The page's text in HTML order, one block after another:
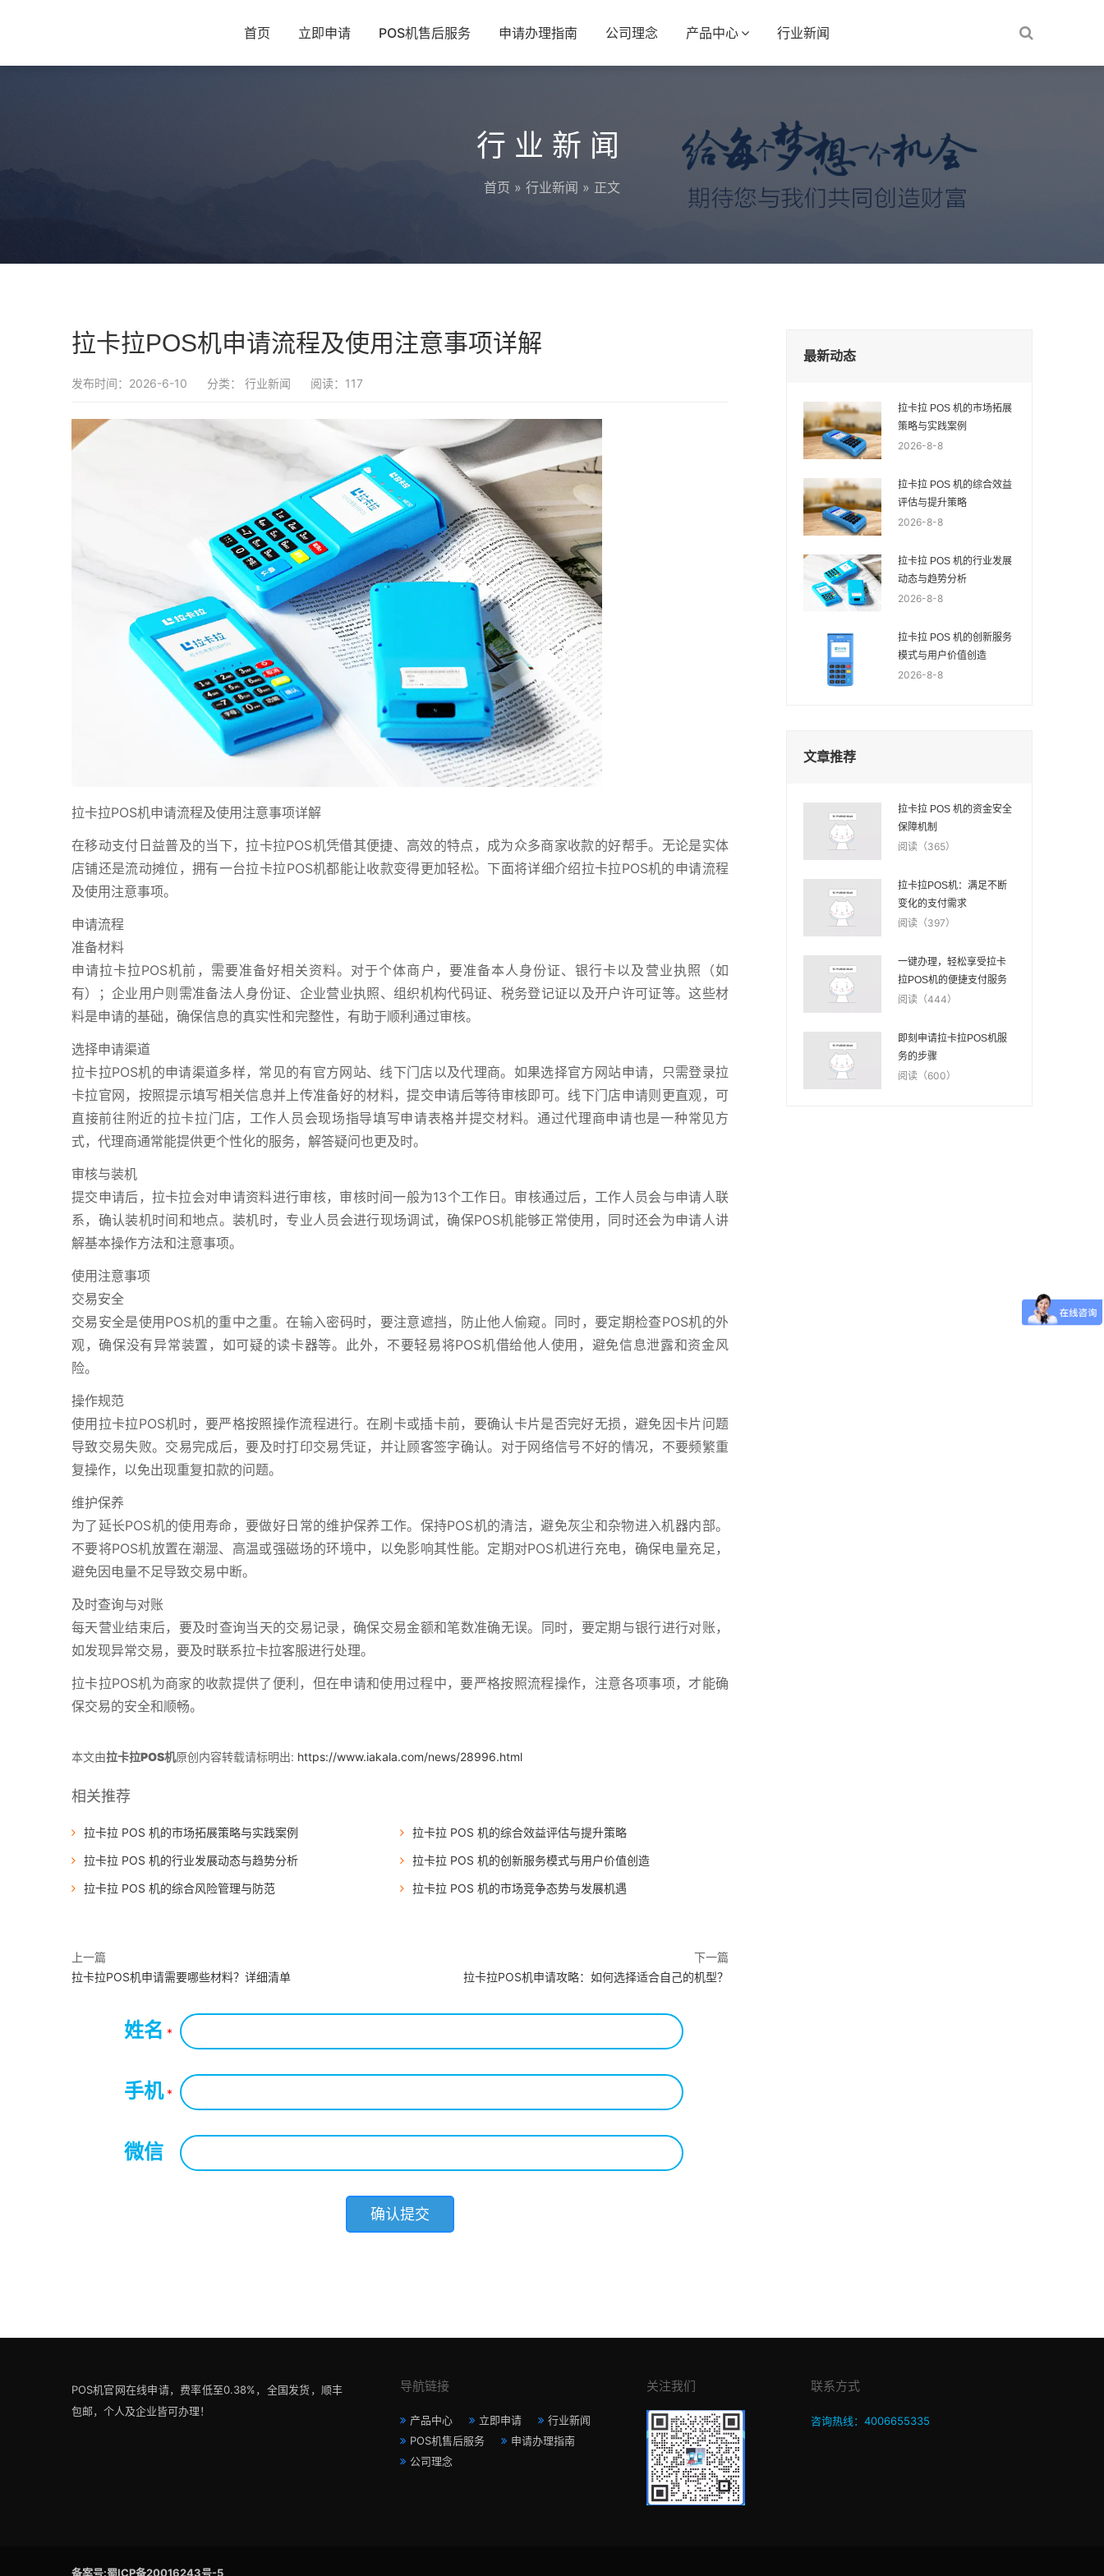
首页 立即申请 POS机售后服务 申请办理指南 公司理念 产品中心 行业新闻
行业新闻
首页 » 行业新闻 » 正文
拉卡拉POS机申请流程及使用注意事项详解
发布时间：2026-6-10 分类： 行业新闻 阅读：117
拉卡拉POS机申请流程及使用注意事项详解
在移动支付日益普及的当下，拉卡拉POS机凭借其便捷、高效的特点，成为众多商家收款的好帮手。无论是实体
店铺还是流动摊位，拥有一台拉卡拉POS机都能让收款变得更加轻松。下面将详细介绍拉卡拉POS机的申请流程
及使用注意事项。
申请流程
准备材料
申请拉卡拉POS机前，需要准备好相关资料。对于个体商户，要准备本人身份证、银行卡以及营业执照（如
有）；企业用户则需准备法人身份证、企业营业执照、组织机构代码证、税务登记证以及开户许可证等。这些材
料是申请的基础，确保信息的真实性和完整性，有助于顺利通过审核。
选择申请渠道
拉卡拉POS机的申请渠道多样，常见的有官方网站、线下门店以及代理商。如果选择官方网站申请，只需登录拉
卡拉官网，按照提示填写相关信息并上传准备好的材料，提交申请后等待审核即可。线下门店申请则更直观，可
直接前往附近的拉卡拉门店，工作人员会现场指导填写申请表格并提交材料。通过代理商申请也是一种常见方
式，代理商通常能提供更个性化的服务，解答疑问也更及时。
审核与装机
提交申请后，拉卡拉会对申请资料进行审核，审核时间一般为13个工作日。审核通过后，工作人员会与申请人联
系，确认装机时间和地点。装机时，专业人员会进行现场调试，确保POS机能够正常使用，同时还会为申请人讲
解基本操作方法和注意事项。
使用注意事项
交易安全
交易安全是使用POS机的重中之重。在输入密码时，要注意遮挡，防止他人偷窥。同时，要定期检查POS机的外
观，确保没有异常装置，如可疑的读卡器等。此外，不要轻易将POS机借给他人使用，避免信息泄露和资金风
险。
操作规范
使用拉卡拉POS机时，要严格按照操作流程进行。在刷卡或插卡前，要确认卡片是否完好无损，避免因卡片问题
导致交易失败。交易完成后，要及时打印交易凭证，并让顾客签字确认。对于网络信号不好的情况，不要频繁重
复操作，以免出现重复扣款的问题。
维护保养
为了延长POS机的使用寿命，要做好日常的维护保养工作。保持POS机的清洁，避免灰尘和杂物进入机器内部。
不要将POS机放置在潮湿、高温或强磁场的环境中，以免影响其性能。定期对POS机进行充电，确保电量充足，
避免因电量不足导致交易中断。
及时查询与对账
每天营业结束后，要及时查询当天的交易记录，确保交易金额和笔数准确无误。同时，要定期与银行进行对账，
如发现异常交易，要及时联系拉卡拉客服进行处理。
拉卡拉POS机为商家的收款提供了便利，但在申请和使用过程中，要严格按照流程操作，注意各项事项，才能确
保交易的安全和顺畅。
本文由拉卡拉POS机原创内容转载请标明出: https://www.iakala.com/news/28996.html
相关推荐
拉卡拉 POS 机的市场拓展策略与实践案例
拉卡拉 POS 机的综合效益评估与提升策略
拉卡拉 POS 机的行业发展动态与趋势分析
拉卡拉 POS 机的创新服务模式与用户价值创造
拉卡拉 POS 机的综合风险管理与防范
拉卡拉 POS 机的市场竞争态势与发展机遇
上一篇
拉卡拉POS机申请需要哪些材料？详细清单
下一篇
拉卡拉POS机申请攻略：如何选择适合自己的机型？
姓名 *
手机*
微信
最新动态
拉卡拉 POS 机的市场拓展
策略与实践案例
2026-8-8
拉卡拉 POS 机的综合效益
评估与提升策略
2026-8-8
拉卡拉 POS 机的行业发展
动态与趋势分析
2026-8-8
拉卡拉 POS 机的创新服务
模式与用户价值创造
2026-8-8
文章推荐
拉卡拉 POS 机的资金安全
保障机制
阅读（365）
拉卡拉POS机：满足不断
变化的支付需求
阅读（397）
一键办理，轻松享受拉卡
拉POS机的便捷支付服务
阅读（444）
即刻申请拉卡拉POS机服
务的步骤
阅读（600）
POS机官网在线申请，费率低至0.38%，全国发货，顺丰
包邮，个人及企业皆可办理！
导航链接
产品中心 立即申请
行业新闻
POS机售后服务
申请办理指南
公司理念
关注我们 联系方式
咨询热线：4006655335
备案号:蜀ICP备20016243号-5